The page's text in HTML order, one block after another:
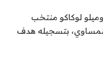
لوكاكو منتخب
بتسجيله هدف